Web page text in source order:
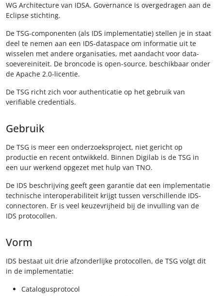
WG Architecture van IDSA. Governance is overgedragen aan de
Eclipse stichting.
De TSG-componenten (als IDS implementatie) stellen je in staat
deel te nemen aan een IDS-dataspace om informatie uit te
wisselen met andere organisaties, met aandacht voor data-
soevereiniteit. De broncode is open-source, beschikbaar onder
de Apache 2.0-licentie.
De TSG richt zich voor authenticatie op het gebruik van
verifiable credentials.
Gebruik
De TSG is meer een onderzoeksproject, niet gericht op
productie en recent ontwikkeld. Binnen Digilab is de TSG in
een uur werkend opgezet met hulp van TNO.
De IDS beschrijving geeft geen garantie dat een implementatie
technische interoperabiliteit krijgt tussen verschillende IDS-
connectoren. Er is veel keuzevrijheid bij de invulling van de
IDS protocollen.
Vorm
IDS bestaat uit drie afzonderlijke protocollen, de TSG volgt dit
in de implementatie:
Catalogusprotocol